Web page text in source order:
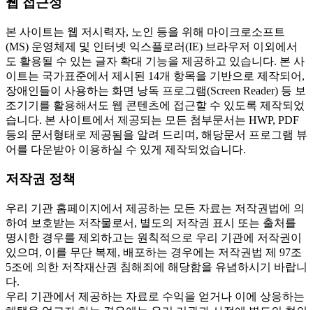
본 사이트는 웹 저시력자, 노인 등을 위해 마이크로소프트
(MS) 운영체제 및 인터넷 익스플로러(IE) 브라우저 이외에서
도 활용될 수 있는 글자 확대 기능을 제공하고 있습니다. 본 사
이트는 국가표준에서 제시된 14개 항목을 기반으로 제작되어,
장애인들이 사용하는 화면 낭독 프로그램(Screen Reader) 등 보
조기기를 활용해서도 웹 콘텐츠에 접근할 수 있도록 제작되었
습니다. 본 사이트에서 제공되는 모든 첨부문서는 HWP, PDF
등의 문서형태로 제공됨을 알려 드리며, 해당문서 프로그램 뷰
어를 다운받아 이용하실 수 있게 제작되었습니다.
저작권 정책
우리 기관 홈페이지에서 제공하는 모든 자료는 저작권법에 의
하여 보호받는 저작물로서, 별도의 저작권 표시 또는 출처를
명시한 경우를 제외하고는 원칙적으로 우리 기관에 저작권이
있으며, 이를 무단 복제, 배포하는 경우에는 저작권법 제 97조
5조에 의한 저작재산권 침해죄에 해당함을 유념하시기 바랍니
다.
우리 기관에서 제공하는 자료로 수익을 얻거나 이에 상응하는